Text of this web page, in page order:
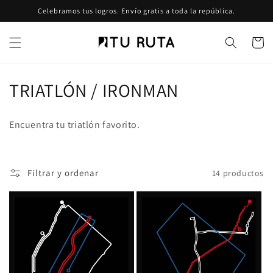
directamente
al contenido
Celebramos tus logros. Envío gratis a toda la república.
Carrito
C
c
TRIATLÓN / IRONMAN
Encuentra tu triatlón favorito.
Filtrar y ordenar 14 productos